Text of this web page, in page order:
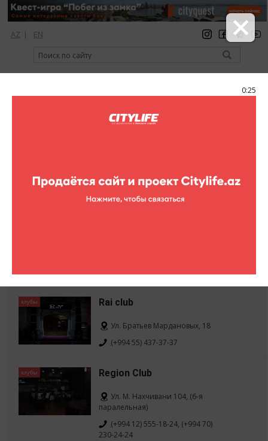
0:24
AZ | EN
регистрация вход Citylife Magazine
Клубы
клубы Rai club
Ул. Братьев Мардановых, 18
(+994 55) 437-37-37
клубы Region Club
Ул. М. Нахчивани 104, (6-я
паралельная)
(+994 12) 555-18-24, (+994 70)
230-24-24